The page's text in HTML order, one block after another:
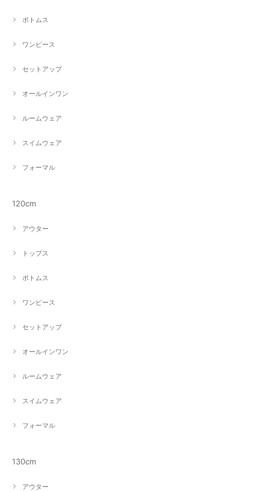
ボトムス
ワンピース
セットアップ
オールインワン
ルームウェア
スイムウェア
フォーマル
120cm
アウター
トップス
ボトムス
ワンピース
セットアップ
オールインワン
ルームウェア
スイムウェア
フォーマル
130cm
アウター